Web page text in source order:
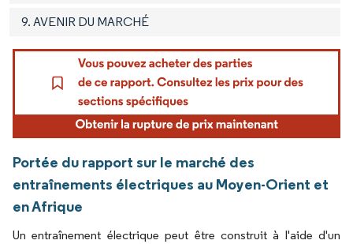
9. AVENIR DU MARCHÉ
Portée du rapport sur le marché des
entraînements électriques au Moyen-Orient et
en Afrique
Un entraînement électrique peut être construit à l'aide d'un